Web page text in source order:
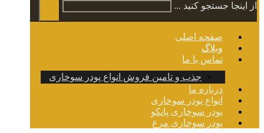
از اینجا جستجو کنید ...
صفحه اصلی
وبلاگ
تماس با ما
جذب و تامین فروش انواع پودر سوخاری
درباره ما
انواع پودر سوخاری
پودر سوخاری پانکو
پودر سوخاری مرغ